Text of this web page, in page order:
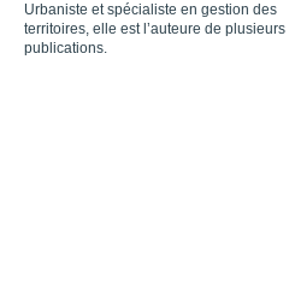
Urbaniste et spécialiste en gestion des
territoires, elle est l’auteure de plusieurs
publications.